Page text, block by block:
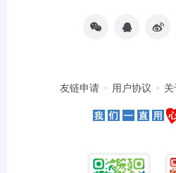
友链申请 用户协议